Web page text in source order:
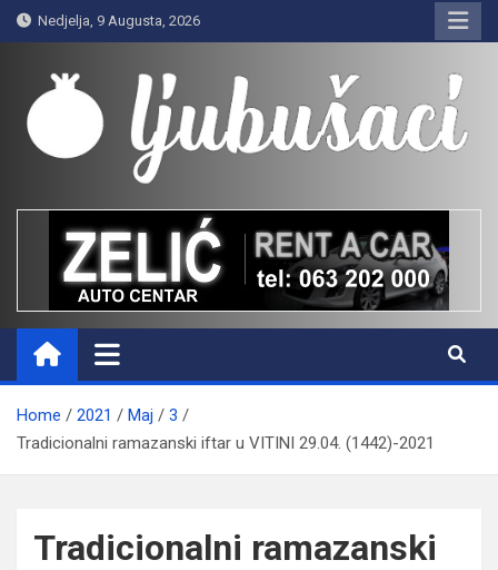
Skip
to
content
Nedjelja, 9 Augusta, 2026
Ljubušaci
Svom voljenom gradu
Home 2021 Maj
3
Tradicionalni ramazanski iftar u VITINI 29.04. (1442)-2021
Tradicionalni ramazanski